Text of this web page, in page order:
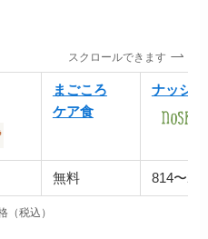
スクロールできます
まごころ
ケア食
ナッシュ
無料 814〜
（税込）